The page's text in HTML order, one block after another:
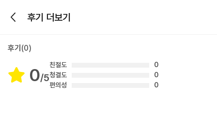
후기 더보기
후기 (0)
후기 총점
0/5
친절도
0
청결도
0
편의성
0